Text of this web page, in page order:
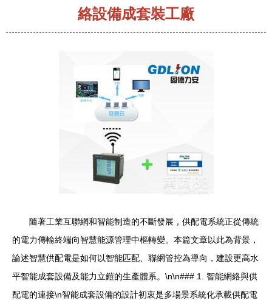
絡設備成套裝工廠
隨著工業互聯網和智能制造的不斷發展，供配電系統正從傳統
的電力傳輸終端向智慧能源管理中樞轉變。本篇文章以此為背景，
論述智慧供配電是如何以智能匹配、聯網管控為導向，建設更高水
平智能成套設備及能力立鎧的生產體系。\n\n### 1. 智能網絡與供
配電的連接\n智能成套設備的設計初衷是多場景系統化承載供配電